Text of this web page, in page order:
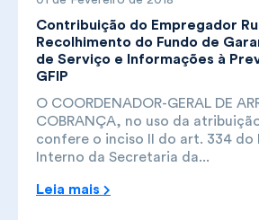
Contribuição do Empregador
Recolhimento do Fundo de
de Serviço e Informações à
GFIP
O COORDENADOR-GERAL DE
COBRANÇA, no uso da
confere o inciso II do art. 334 do
Interno da Secretaria da...
Leia mais